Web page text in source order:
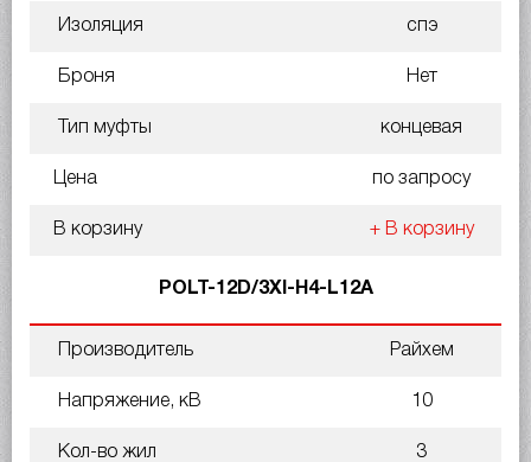
Изоляция спэ
Броня Нет
Тип муфты концевая
Цена по запросу
В корзину + В корзину
POLT-12D/3XI-H4-L12A
Производитель Райхем
Напряжение, кВ 10
Кол-во жил 3